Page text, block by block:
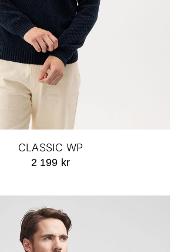
CLASSIC WP
2 199 kr